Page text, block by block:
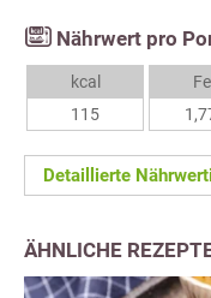
Nährwert pro
kcal
115
Detaillierte
ÄHNLICHE